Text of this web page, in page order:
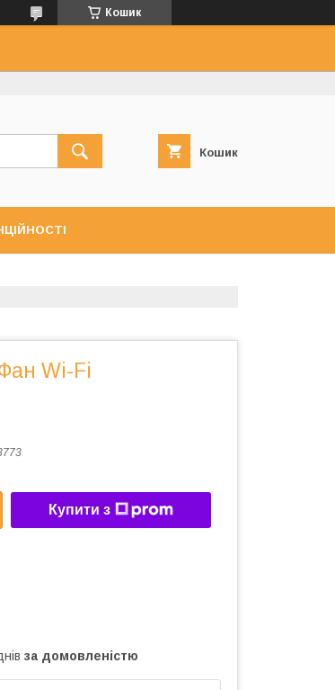
Кошик
Кошик
Wi-Fi
Купити з
за домовленістю